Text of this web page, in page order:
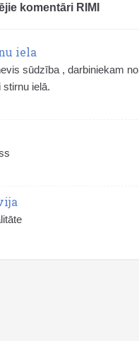
komentāri RIMI
iela
sūdzība , darbiniekam no
ielā.